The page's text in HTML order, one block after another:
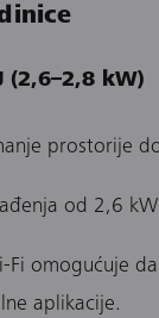
(2,6–2,8 kW)
prostorije
od 2,6
Fi omogućuje
aplikacije.